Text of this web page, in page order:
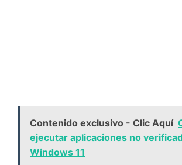
Contenido exclusivo - Clic Aquí
ejecutar aplicaciones no
Windows 11